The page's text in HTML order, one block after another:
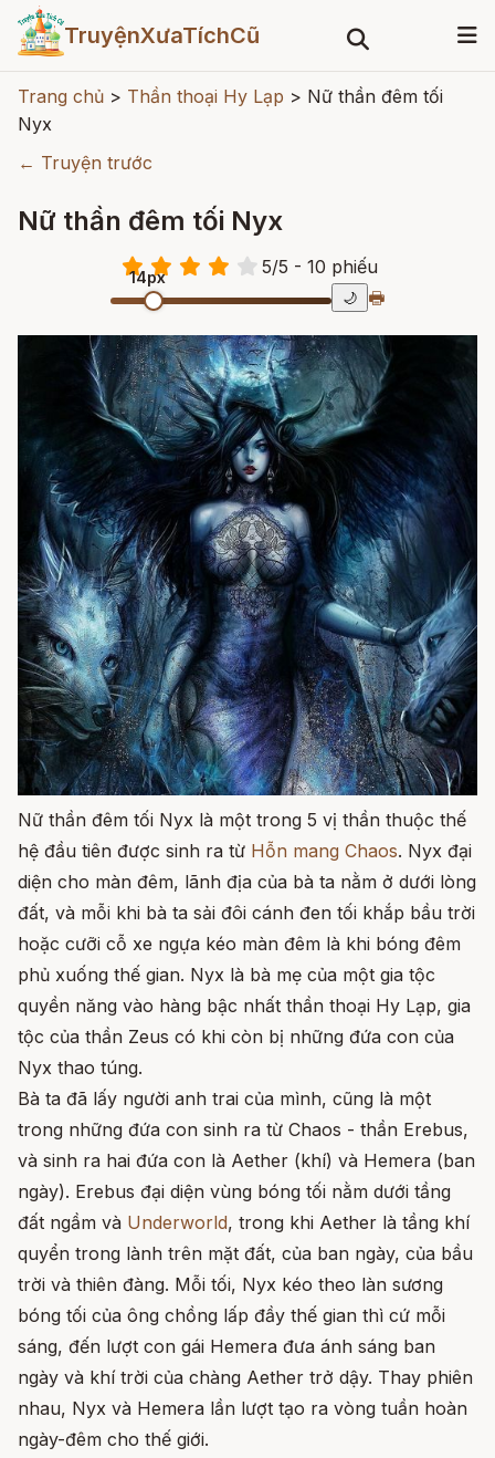
TruyệnXưaTíchCũ
Trang chủ > Thần thoại Hy Lạp > Nữ thần đêm tối
Nyx
← Truyện trước
Nữ thần đêm tối Nyx
5/5 - 10 phiếu
14px
🌙 🖶
Nữ thần đêm tối Nyx là một trong 5 vị thần thuộc thế
hệ đầu tiên được sinh ra từ Hỗn mang Chaos. Nyx đại
diện cho màn đêm, lãnh địa của bà ta nằm ở dưới lòng
đất, và mỗi khi bà ta sải đôi cánh đen tối khắp bầu trời
hoặc cưỡi cỗ xe ngựa kéo màn đêm là khi bóng đêm
phủ xuống thế gian. Nyx là bà mẹ của một gia tộc
quyền năng vào hàng bậc nhất thần thoại Hy Lạp, gia
tộc của thần Zeus có khi còn bị những đứa con của
Nyx thao túng.
Bà ta đã lấy người anh trai của mình, cũng là một
trong những đứa con sinh ra từ Chaos - thần Erebus,
và sinh ra hai đứa con là Aether (khí) và Hemera (ban
ngày). Erebus đại diện vùng bóng tối nằm dưới tầng
đất ngầm và Underworld, trong khi Aether là tầng khí
quyển trong lành trên mặt đất, của ban ngày, của bầu
trời và thiên đàng. Mỗi tối, Nyx kéo theo làn sương
bóng tối của ông chồng lấp đầy thế gian thì cứ mỗi
sáng, đến lượt con gái Hemera đưa ánh sáng ban
ngày và khí trời của chàng Aether trở dậy. Thay phiên
nhau, Nyx và Hemera lần lượt tạo ra vòng tuần hoàn
ngày-đêm cho thế giới.